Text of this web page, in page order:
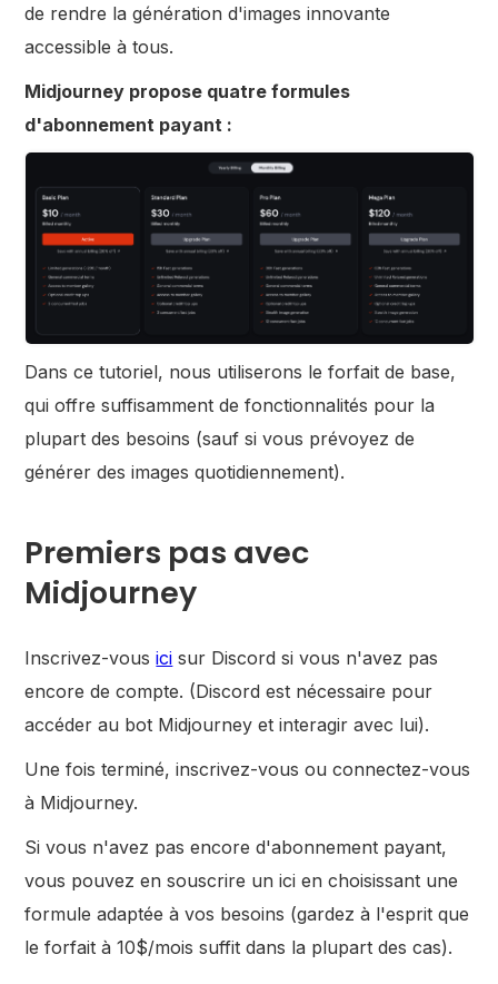
de rendre la génération d'images innovante
accessible à tous.
Midjourney propose quatre formules
d'abonnement payant :
Dans ce tutoriel, nous utiliserons le forfait de base,
qui offre suffisamment de fonctionnalités pour la
plupart des besoins (sauf si vous prévoyez de
générer des images quotidiennement).
Premiers pas avec
Midjourney
Inscrivez-vousici sur Discord si vous n'avez pas
encore de compte. (Discord est nécessaire pour
accéder au bot Midjourney et interagir avec lui).
Une fois terminé, inscrivez-vous ou connectez-vous
à Midjourney.
Si vous n'avez pas encore d'abonnement payant,
vous pouvez en souscrire un ici en choisissant une
formule adaptée à vos besoins (gardez à l'esprit que
le forfait à 10$/mois suffit dans la plupart des cas).